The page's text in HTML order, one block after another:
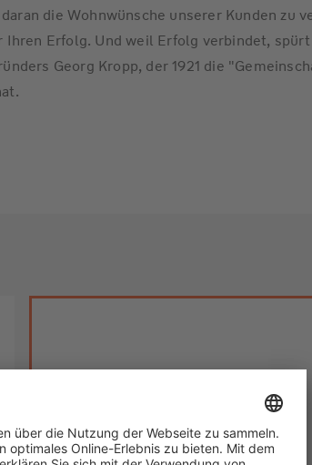
die Wohnwünsche unserer Kunden zu
Ihren Erfolg. Und weil Erfolg verbindet,
Georg Kropp, der 1921 die